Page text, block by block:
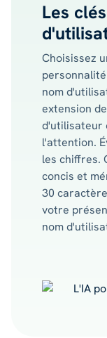
Les
Choisissez
nom
extension
d'utilisateur
l'attention.
les chiffres.
concis et
30
votre
nom